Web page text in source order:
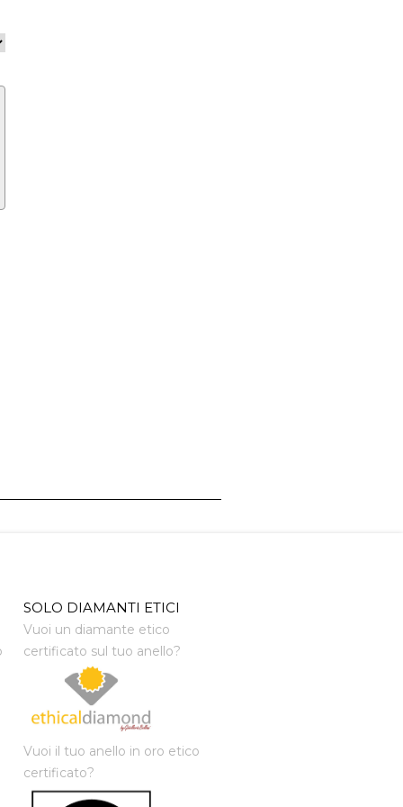
SOLO DIAMANTI ETICI
Vuoi un diamante etico
certificato sul tuo anello?
Vuoi il tuo anello in oro etico
certificato?